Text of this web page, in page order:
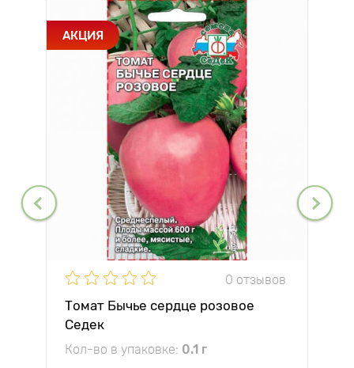
АКЦИЯ
0 отзывов
Томат Бычье сердце розовое
Седек
Кол-во в упаковке: 0.1 г